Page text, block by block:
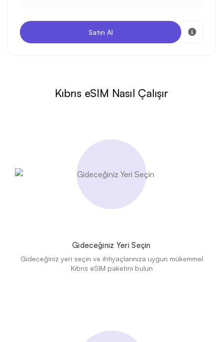
Satın Al
Kıbrıs eSIM Nasıl Çalışır
Gideceğiniz Yeri Seçin
Gideceğiniz yeri seçin ve ihtiyaçlarınıza uygun mükemmel
Kıbrıs eSIM paketini bulun